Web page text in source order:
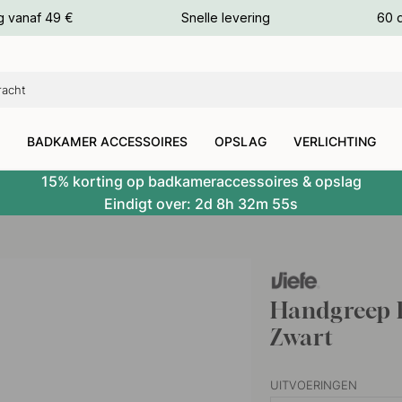
vanaf 49 € Snelle levering 60
BADKAMER ACCESSOIRES OPSLAG VERLICHTING
15% korting op badkameraccessoires & opslag
Eindigt over: 2d 8h 32m 54s
Handgreep
Zwart
UITVOERINGEN